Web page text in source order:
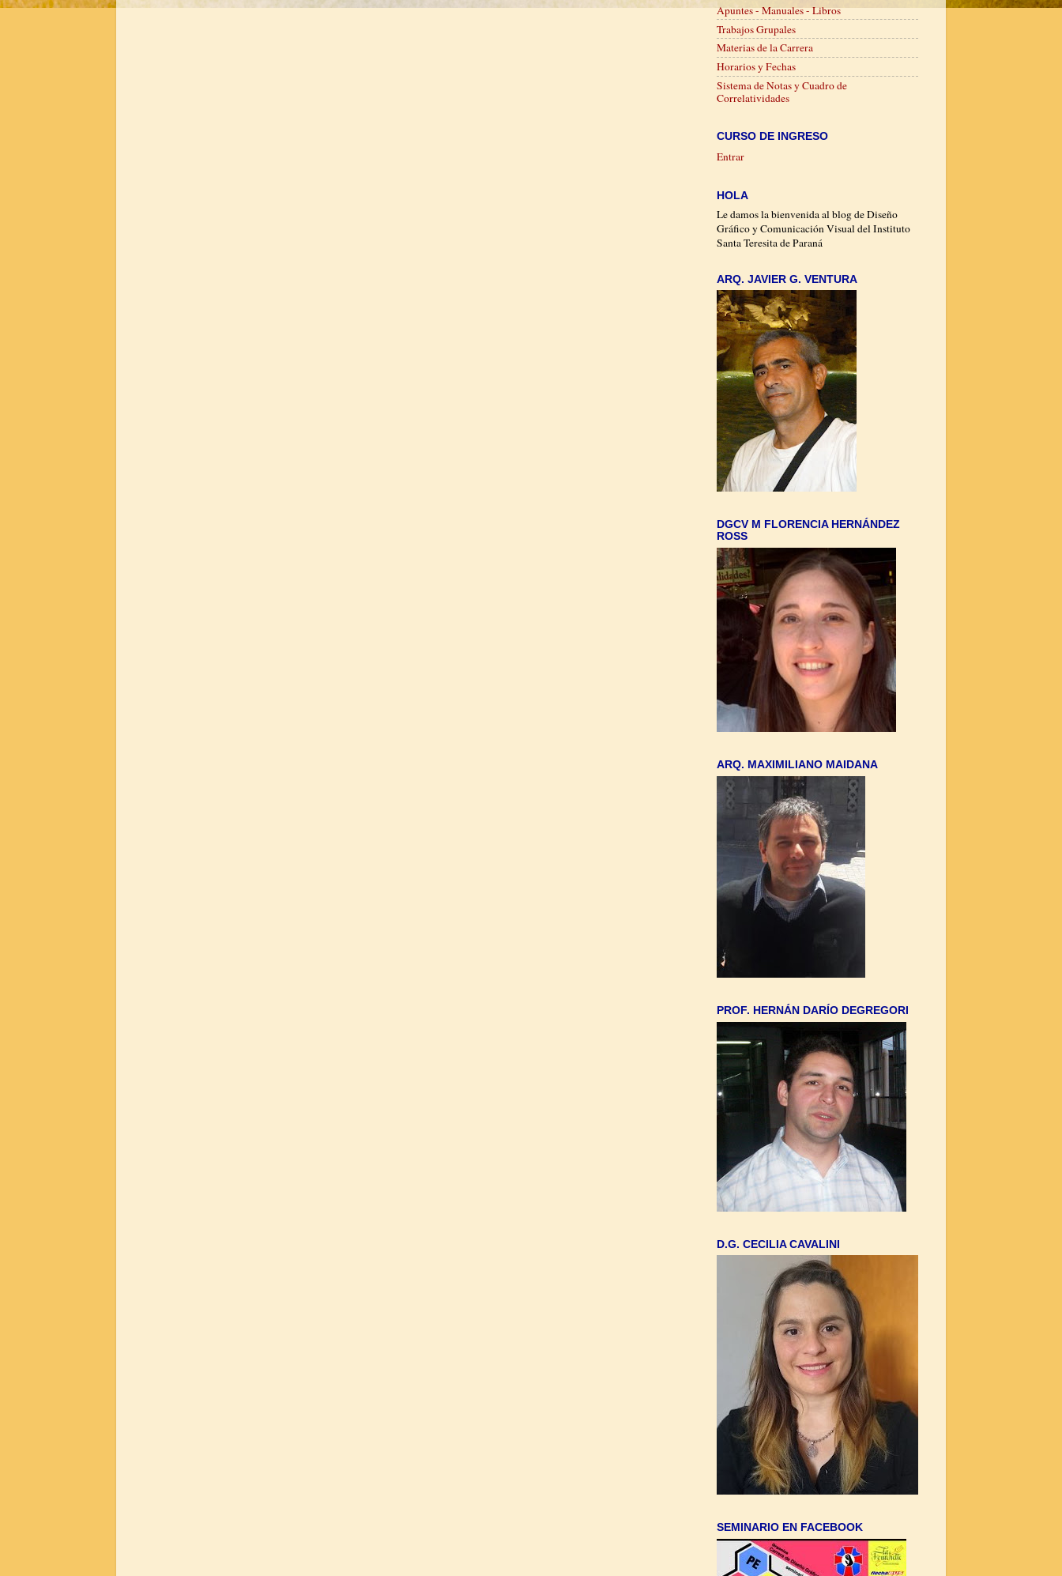
Apuntes - Manuales - Libros
Trabajos Grupales
Materias de la Carrera
Horarios y Fechas
Sistema de Notas y Cuadro de
Correlatividades
CURSO DE INGRESO
Entrar
HOLA
Le damos la bienvenida al blog de Diseño
Gráfico y Comunicación Visual del Instituto
Santa Teresita de Paraná
ARQ. JAVIER G. VENTURA
DGCV M FLORENCIA HERNÁNDEZ
ROSS
ARQ. MAXIMILIANO MAIDANA
PROF. HERNÁN DARÍO DEGREGORI
D.G. CECILIA CAVALINI
SEMINARIO EN FACEBOOK